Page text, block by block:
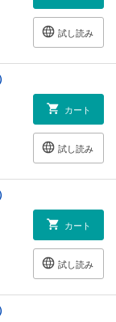
試し読み
カート
試し読み
カート
試し読み